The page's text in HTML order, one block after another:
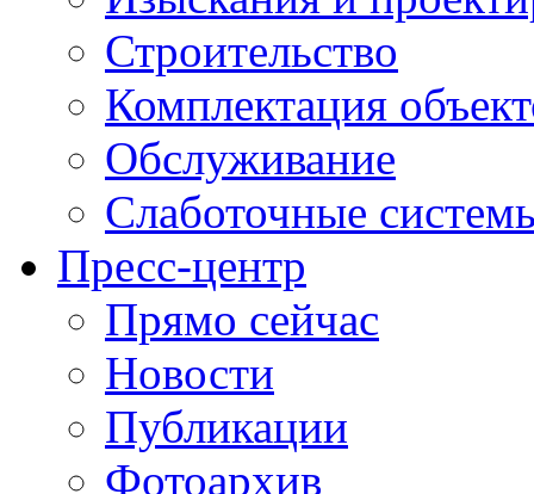
Строительство
Комплектация
Обслуживание
Слаботочные
Пресс-центр
Прямо сейчас
Новости
Публикации
Фотоархив